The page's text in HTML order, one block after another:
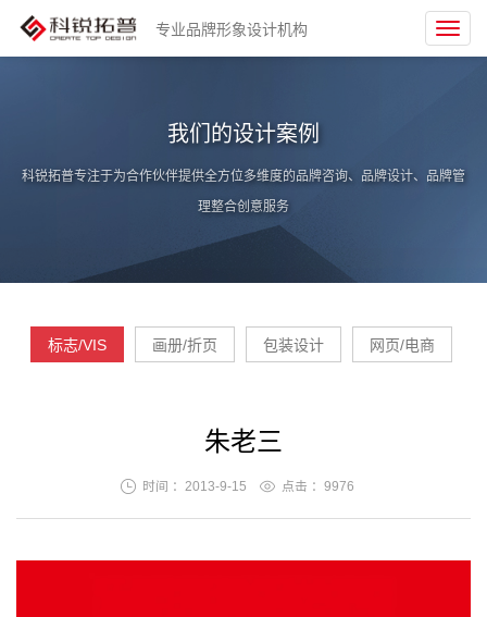
专业品牌形象设计机构
我们的设计案例
科锐拓普专注于为合作伙伴提供全方位多维度的品牌咨询、品牌设计、品牌管
理整合创意服务
标志/VIS 画册/折页 包装设计 网页/电商
朱老三
时间 ：2013-9-15 点击 ： 9976